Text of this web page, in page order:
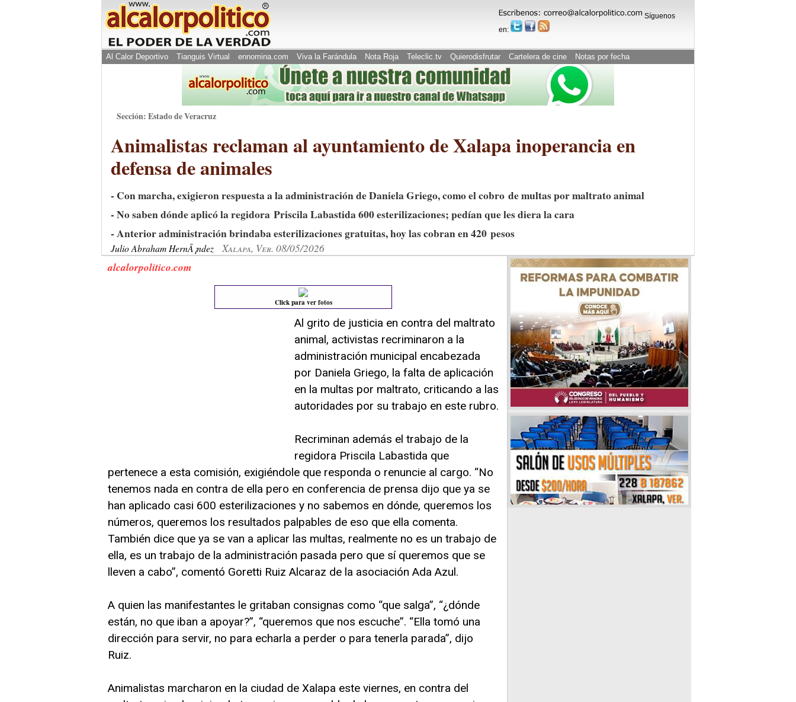
Síguenos
en:
Al Calor Deportivo Tianguis Virtual ennomina.com Viva la Farándula Nota Roja Teleclic.tv Quierodisfrutar Cartelera de cine Notas por fecha
Sección: Estado de Veracruz
Animalistas reclaman al ayuntamiento de Xalapa inoperancia en
defensa de animales
- Con marcha, exigieron respuesta a la administración de Daniela Griego, como el cobro de multas por maltrato animal
- No saben dónde aplicó la regidora Priscila Labastida 600 esterilizaciones; pedían que les diera la cara
- Anterior administración brindaba esterilizaciones gratuitas, hoy las cobran en 420 pesos
Julio Abraham HernÃ¡ndez Xalapa, Ver. 08/05/2026
alcalorpolitico.com
Click para ver fotos
Al grito de justicia en contra del maltrato
animal, activistas recriminaron a la
administración municipal encabezada
por Daniela Griego, la falta de aplicación
en la multas por maltrato, criticando a las
autoridades por su trabajo en este rubro.
Recriminan además el trabajo de la
regidora Priscila Labastida que
pertenece a esta comisión, exigiéndole que responda o renuncie al cargo. “No
tenemos nada en contra de ella pero en conferencia de prensa dijo que ya se
han aplicado casi 600 esterilizaciones y no sabemos en dónde, queremos los
números, queremos los resultados palpables de eso que ella comenta.
También dice que ya se van a aplicar las multas, realmente no es un trabajo de
ella, es un trabajo de la administración pasada pero que sí queremos que se
lleven a cabo”, comentó Goretti Ruiz Alcaraz de la asociación Ada Azul.
A quien las manifestantes le gritaban consignas como “que salga”, “¿dónde
están, no que iban a apoyar?”, “queremos que nos escuche”. “Ella tomó una
dirección para servir, no para echarla a perder o para tenerla parada”, dijo
Ruiz.
Animalistas marcharon en la ciudad de Xalapa este viernes, en contra del